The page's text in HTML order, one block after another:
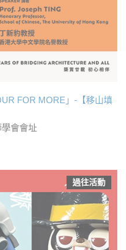
FOR MORE」-【移山填
會會址
過往活動